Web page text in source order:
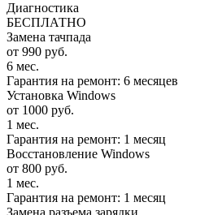
Диагностика
БЕСПЛАТНО
Замена тачпада
от 990 руб.
6 мес.
Гарантия на ремонт: 6 месяцев
Установка Windows
от 1000 руб.
1 мес.
Гарантия на ремонт: 1 месяц
Восстановление Windows
от 800 руб.
1 мес.
Гарантия на ремонт: 1 месяц